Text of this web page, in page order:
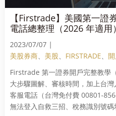
【Firstrade】美國第一證
電話總整理（2026 年適用）
2023/07/07 |
美股券商、 美股、 FIRSTRADE、
Firstrade 第一證券開戶完整教學
大步驟圖解、審核時間，加上台
客服電話（台灣免付費 00801-
無法登入自救三招、稅務識別號碼